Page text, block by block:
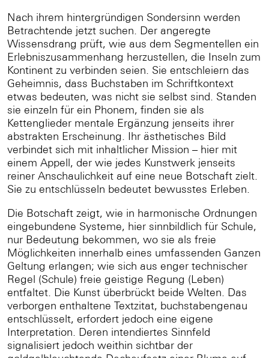
Nach ihrem hintergründigen Sondersinn werden
Betrachtende jetzt suchen. Der angeregte
Wissensdrang prüft, wie aus dem Segmentellen ein
Erlebniszusammenhang herzustellen, die Inseln zum
Kontinent zu verbinden seien. Sie entschleiern das
Geheimnis, dass Buchstaben im Schriftkontext
etwas bedeuten, was nicht sie selbst sind. Standen
sie einzeln für ein Phonem, finden sie als
Kettenglieder mentale Ergänzung jenseits ihrer
abstrakten Erscheinung. Ihr ästhetisches Bild
verbindet sich mit inhaltlicher Mission – hier mit
einem Appell, der wie jedes Kunstwerk jenseits
reiner Anschaulichkeit auf eine neue Botschaft zielt.
Sie zu entschlüsseln bedeutet bewusstes Erleben.
Die Botschaft zeigt, wie in harmonische Ordnungen
eingebundene Systeme, hier sinnbildlich für Schule,
nur Bedeutung bekommen, wo sie als freie
Möglichkeiten innerhalb eines umfassenden Ganzen
Geltung erlangen; wie sich aus enger technischer
Regel (Schule) freie geistige Regung (Leben)
entfaltet. Die Kunst überbrückt beide Welten. Das
verborgen enthaltene Textzitat, buchstabengenau
entschlüsselt, erfordert jedoch eine eigene
Interpretation. Deren intendiertes Sinnfeld
signalisiert jedoch weithin sichtbar der